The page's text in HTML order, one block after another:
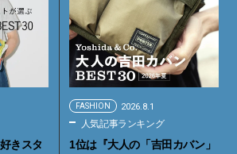
きスタ
FASHION 2026.8.1
人気記事ランキング
1位は『大人の「吉田カバン」